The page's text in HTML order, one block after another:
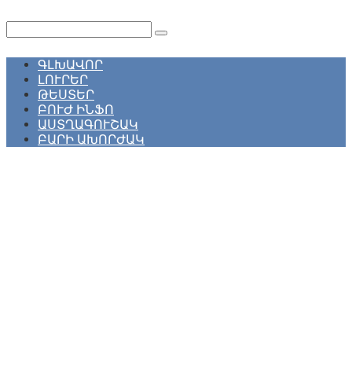
контенту
ԳԼԽԱՎՈՐ
ԼՈՒՐԵՐ
ԹԵՍՏԵՐ
ԲՈՒԺ ԻՆՖՈ
ԱՍՏՂԱԳՈՒՇԱԿ
ԲԱՐԻ ԱԽՈՐԺԱԿ